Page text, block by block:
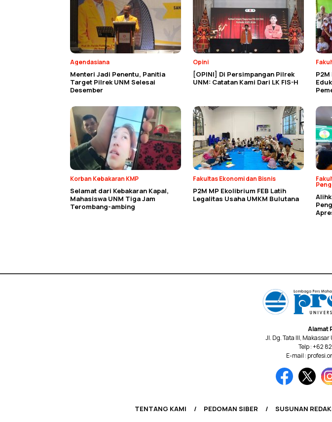
Agendasiana
Menteri Jadi Penentu, Panitia
Target Pilrek UNM Selesai
Desember
Opini
[OPINI] Di Persimpangan Pilrek
UNM: Catatan Kami Dari LK FIS-H
Korban Kebakaran KMP
Selamat dari Kebakaran Kapal,
Mahasiswa UNM Tiga Jam
Terombang-ambing
Fakultas Ekonomi dan Bisnis
P2M MP Ekolibrium FEB Latih
Legalitas Usaha UMKM Bulutana
Alamat
Jl. Dg. Tata III, Makassar
Telp : +62
E-mail :
TENTANG KAMI PEDOMAN SIBER SUSUNAN